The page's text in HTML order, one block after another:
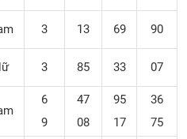
3 13 69 90
3 85 33 07
6
9
47
08
95
17
36
75